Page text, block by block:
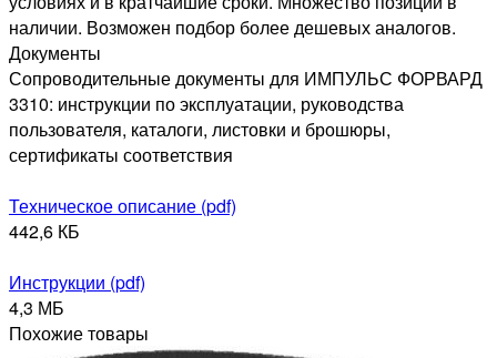
наличии. Возможен подбор более дешевых аналогов.
Документы
Сопроводительные документы для ИМПУЛЬС ФОРВАРД
3310: инструкции по эксплуатации, руководства
пользователя, каталоги, листовки и брошюры,
сертификаты соответствия
Техническое описание (pdf)
442,6 КБ
Инструкции (pdf)
4,3 МБ
Похожие товары